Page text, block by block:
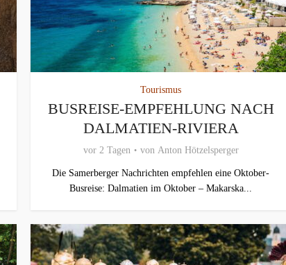
Tourismus
BUSREISE-EMPFEHLUNG NACH
DALMATIEN-RIVIERA
vor 2 Tagen von Anton Hötzelsperger
Die Samerberger Nachrichten empfehlen eine Oktober-
Busreise: Dalmatien im Oktober – Makarska...